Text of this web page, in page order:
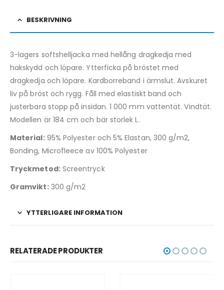
BESKRIVNING
3-lagers softshelljacka med hellång dragkedja med
hakskydd och löpare. Ytterficka på bröstet med
dragkedja och löpare. Kardborreband i ärmslut. Avskuret
liv på bröst och rygg. Fåll med elastiskt band och
justerbara stopp på insidan. 1 000 mm vattentät. Vindtät.
Modellen är 184 cm och bär storlek L.
Material:95% Polyester och 5% Elastan, 300 g/m2,
Bonding, Microfleece av 100% Polyester
Tryckmetod:Screentryck
Gramvikt:300 g/m2
YTTERLIGARE INFORMATION
RELATERADE PRODUKTER